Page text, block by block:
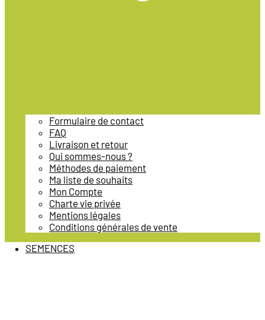
Formulaire de contact
FAQ
Livraison et retour
Qui sommes-nous ?
Méthodes de paiement
Ma liste de souhaits
Mon Compte
Charte vie privée
Mentions légales
Conditions générales de vente
SEMENCES